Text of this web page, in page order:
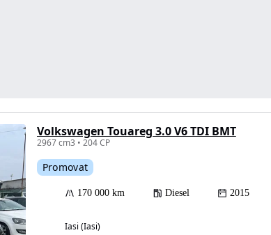
Volkswagen Touareg 3.0 V6 TDI BMT
2967 cm3 • 204 CP
Promovat
170 000 km Diesel 2015
Iasi (Iasi)